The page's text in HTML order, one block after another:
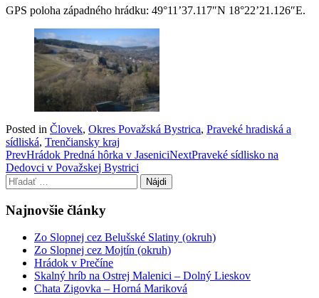
GPS poloha západného hrádku: 49°11’37.117″N 18°22’21.126″E.
Posted in Človek, Okres Považská Bystrica, Praveké hradiská a
sídliská, Trenčiansky kraj
Post
navigation
PrevHrádok Predná hôrka v JaseniciNextPraveké sídlisko na
Dedovci v Považskej Bystrici
Hľadať:
Najnovšie články
Zo Slopnej cez Belušské Slatiny (okruh)
Zo Slopnej cez Mojtín (okruh)
Hrádok v Prečíne
Skalný hríb na Ostrej Malenici – Dolný Lieskov
Chata Zigovka – Horná Mariková